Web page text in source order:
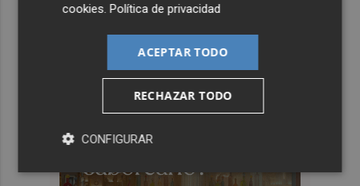
cookies .Política de privacidad
ACEPTAR TODO
RECHAZAR TODO
CONFIGURAR